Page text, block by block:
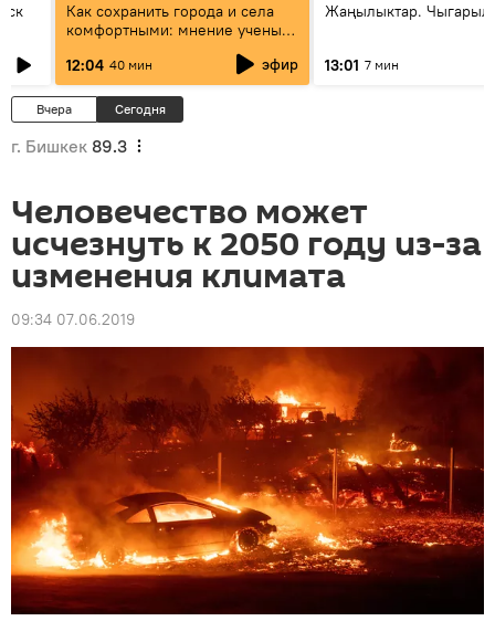
Как сохранить города и села
комфортными: мнение ученых
12:04 40 мин эфир
Жаңылыктар.
13:01 7 мин
Вчера Сегодня
г. Бишкек 89.3
Человечество может
исчезнуть к 2050 году из-за
изменения климата
09:34 07.06.2019